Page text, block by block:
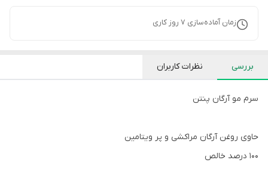
زمان آماده‌سازی 7 روز کاری
بررسی نظرات کاربران
سرم مو آرگان پنتن
حاوی روغن آرگان مراکشی و پر ویتامین
100 درصد خالص